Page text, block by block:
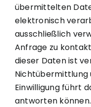
übermittelten
elektronisch
ausschließlich
Anfrage zu
dieser Daten ist
Einwilligung führt
antworten